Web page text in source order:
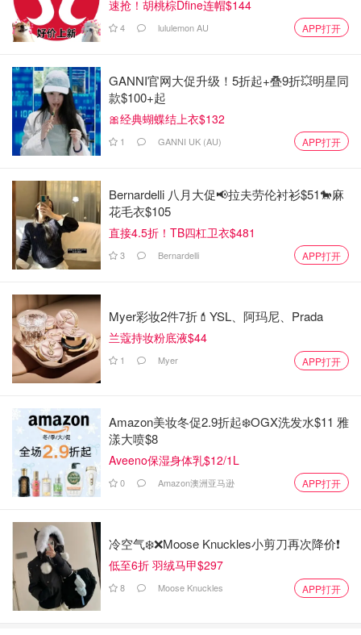
速抢！胡桃棕Dfine连帽$144
4 lululemon AU APP打开
GANNI官网大促升级！5折起+叠9折💥明星同
款$100+起
🎀经典蝴蝶结上衣$132
1 GANNI UK (AU) APP打开
Bernardelli 八月大促📢拉夫劳伦衬衫$51🐎麻
花毛衣$105
直接4.5折！TB四杠卫衣$481
3 Bernardelli APP打开
Myer彩妆2件7折💄YSL、阿玛尼、Prada
兰蔻持妆粉底液$44
1 Myer APP打开
Amazon美妆冬促2.9折起❄️OGX洗发水$11 雅
漾大喷$8
Aveeno保湿身体乳$12/1L
0 Amazon澳洲亚马逊 APP打开
冷空气❄️❌️Moose Knuckles小剪刀再次降价❗️
低至6折 羽绒马甲$297
8 Moose Knuckles APP打开